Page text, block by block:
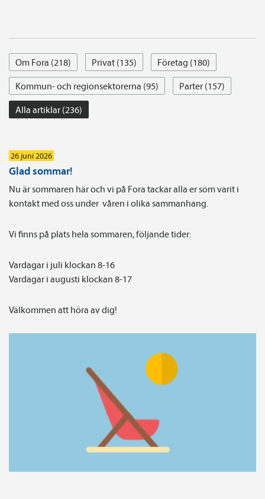
Om Fora (218) Privat (135)
Företag (180)
Kommun- och regionsektorerna (95)
Parter (157)
Alla artiklar (236)
26 juni 2026
Glad sommar!
Nu är sommaren här och vi på Fora tackar alla er som varit i
kontakt med oss under våren i olika sammanhang.
Vi finns på plats hela sommaren, följande tider:
Vardagar i juli klockan 8-16
Vardagar i augusti klockan 8-17
Välkommen att höra av dig!